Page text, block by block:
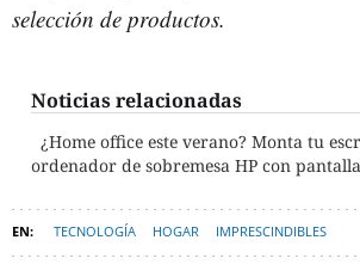
selección de productos.
Noticias relacionadas
¿Home office este verano? Monta tu
ordenador de sobremesa HP con
TECNOLOGÍA HOGAR IMPRESCINDIBLES